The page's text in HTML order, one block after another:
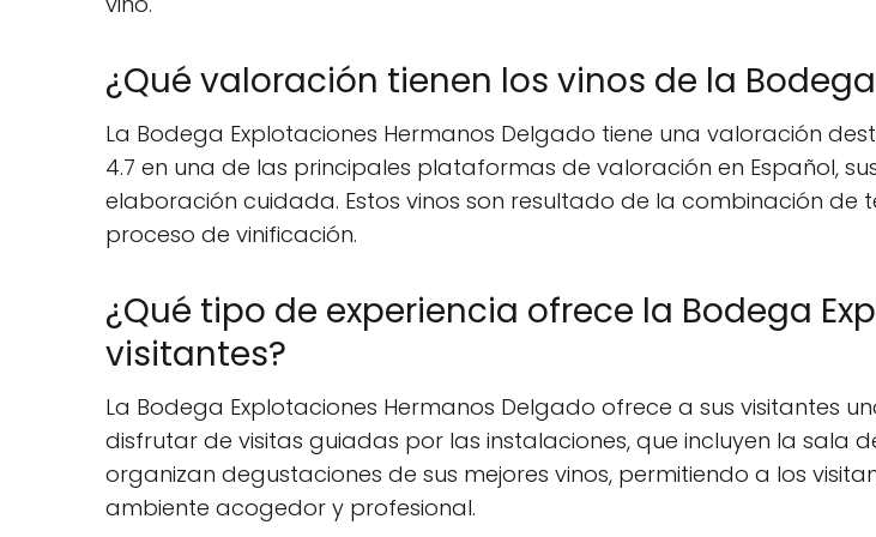
¿Qué valoración tienen los vinos de la
La Bodega Explotaciones Hermanos Delgado tiene una valoración
4.7 en una de las principales plataformas de valoración en Español,
elaboración cuidada. Estos vinos son resultado de la combinación de
proceso de vinificación.
¿Qué tipo de experiencia ofrece la Bodega
visitantes?
La Bodega Explotaciones Hermanos Delgado ofrece a sus visitantes
disfrutar de visitas guiadas por las instalaciones, que incluyen la sala
organizan degustaciones de sus mejores vinos, permitiendo a los
ambiente acogedor y profesional.